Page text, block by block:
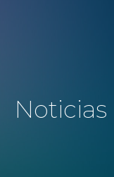
Noticias